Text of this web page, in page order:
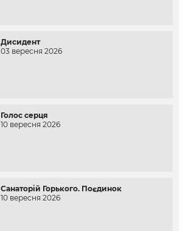
Дисидент
03 вересня 2026
Голос серця
10 вересня 2026
Санаторій Горького. Поєдинок
10 вересня 2026